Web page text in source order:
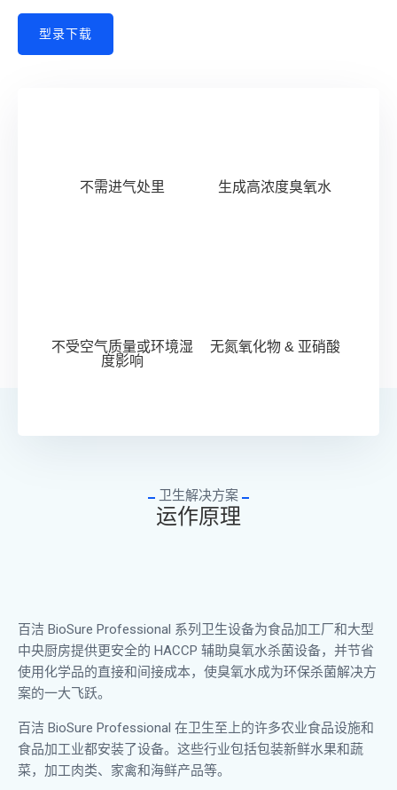
型录下载
不需进气处里 生成高浓度臭氧水
不受空气质量或环境湿
度影响
无氮氧化物 & 亚硝酸
卫生解决方案
运作原理
百洁 BioSure Professional 系列卫生设备为食品加工厂和大型
中央厨房提供更安全的 HACCP 辅助臭氧水杀菌设备，并节省
使用化学品的直接和间接成本，使臭氧水成为环保杀菌解决方
案的一大飞跃。
百洁 BioSure Professional 在卫生至上的许多农业食品设施和
食品加工业都安装了设备。这些行业包括包装新鲜水果和蔬
菜，加工肉类、家禽和海鲜产品等。